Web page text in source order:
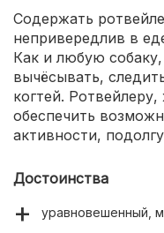
Содержать
непривередлив в
Как и любую
вычёсывать,
когтей.
обеспечить
активности,
Достоинства
уравновешенный,